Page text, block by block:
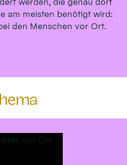
am meisten benötigt wird:
den Menschen vor Ort.